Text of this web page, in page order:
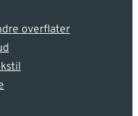
overflater